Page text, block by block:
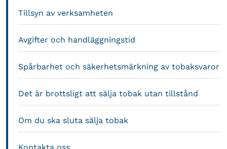
Tillsyn av verksamheten
Avgifter och handläggningstid
Spårbarhet och säkerhetsmärkning av tobaksvaror
Det är brottsligt att sälja tobak utan tillstånd
Om du ska sluta sälja tobak